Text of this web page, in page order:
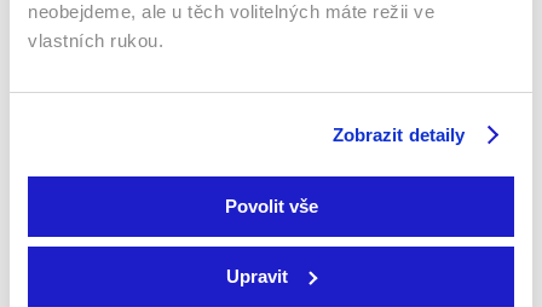
neobejdeme, ale u těch volitelných máte režii ve
vlastních rukou.
Zobrazit detaily
Povolit vše
Upravit
Sledovat internetovou televizi jde odkudkoliv
po celé EU, a to až na 6 zařízeních.